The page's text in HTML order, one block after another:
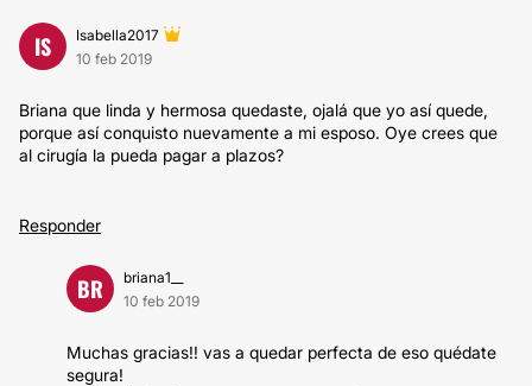
IS
Isabella2017
10 feb 2019
Briana que linda y hermosa quedaste, ojalá que yo así quede,
porque así conquisto nuevamente a mi esposo. Oye crees que
al cirugía la pueda pagar a plazos?
Responder
BR
briana1__
10 feb 2019
Muchas gracias!! vas a quedar perfecta de eso quédate
segura!